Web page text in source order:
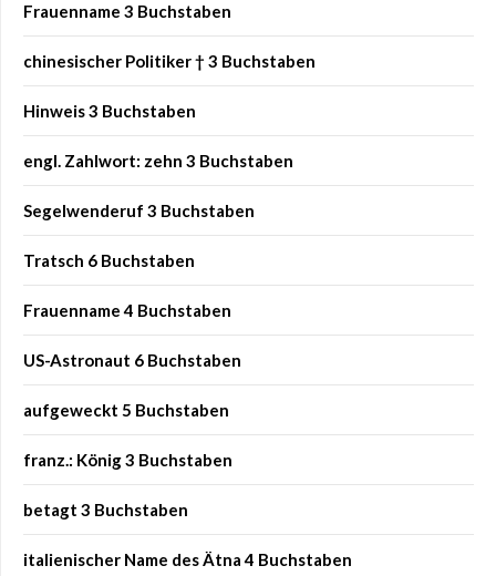
Frauenname 3 Buchstaben
chinesischer Politiker † 3 Buchstaben
Hinweis 3 Buchstaben
engl. Zahlwort: zehn 3 Buchstaben
Segelwenderuf 3 Buchstaben
Tratsch 6 Buchstaben
Frauenname 4 Buchstaben
US-Astronaut 6 Buchstaben
aufgeweckt 5 Buchstaben
franz.: König 3 Buchstaben
betagt 3 Buchstaben
italienischer Name des Ätna 4 Buchstaben